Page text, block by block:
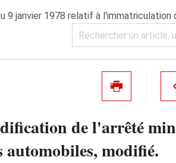
9 janvier 1978 relatif à l'immatriculation
de l'arrêté
modifié.